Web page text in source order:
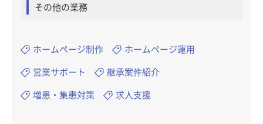
その他の業務
ホームページ制作 ホームページ運用
営業サポート 継承案件紹介
増患・集患対策 求人支援